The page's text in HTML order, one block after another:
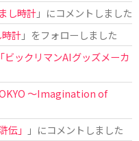
し時計」にコメントしました
計」をフォローしました
ビックリマンAIグッズメーカ
〜Imagination of
伝」
」にコメントしました